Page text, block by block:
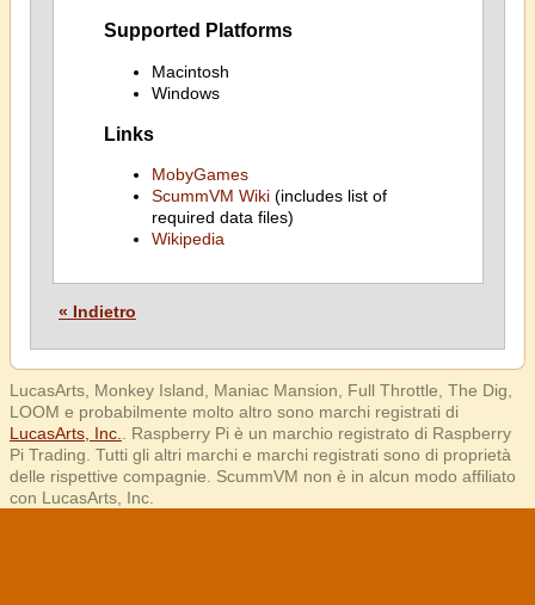
Supported Platforms
Macintosh
Windows
Links
MobyGames
ScummVM Wiki(includes list of
required data files)
Wikipedia
« Indietro
LucasArts, Monkey Island, Maniac Mansion, Full Throttle, The Dig,
LOOM e probabilmente molto altro sono marchi registrati di
LucasArts, Inc.
. Raspberry Pi è un marchio registrato di Raspberry
Pi Trading. Tutti gli altri marchi e marchi registrati sono di proprietà
delle rispettive compagnie. ScummVM non è in alcun modo affiliato
con LucasArts, Inc.